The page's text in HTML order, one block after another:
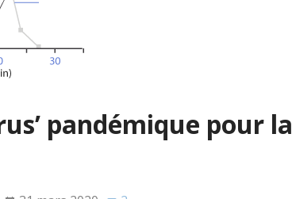
pandémique pour la